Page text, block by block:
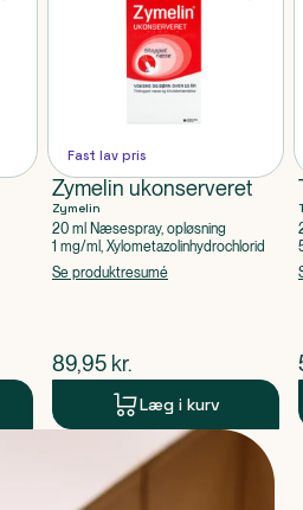
Fast lav pris
Zymelin ukonserveret
Zymelin
20 ml Næsespray, opløsning
1 mg/ml, Xylometazolinhydrochlorid
Se produktresumé
$nuværende pris
89,95 kr.
Læg i kurv